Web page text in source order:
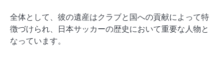
全体として、彼の遺産はクラブと国への貢献によって特
徴づけられ、日本サッカーの歴史において重要な人物と
なっています。